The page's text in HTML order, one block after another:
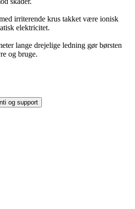
irriterende krus takket være ionisk
elektricitet.
lange drejelige ledning gør børsten
og bruge.
og support